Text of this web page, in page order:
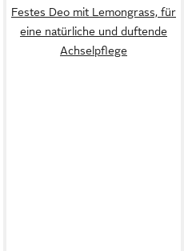
Festes Deo mit Lemongrass, für
eine natürliche und duftende
Achselpflege